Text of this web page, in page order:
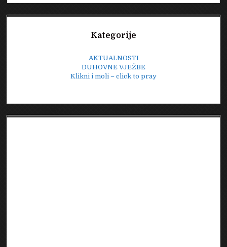
Kategorije
AKTUALNOSTI
DUHOVNE VJEŽBE
Klikni i moli – click to pray